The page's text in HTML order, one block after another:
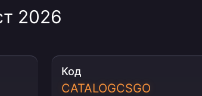
2026
Код
CATALOGCSGO